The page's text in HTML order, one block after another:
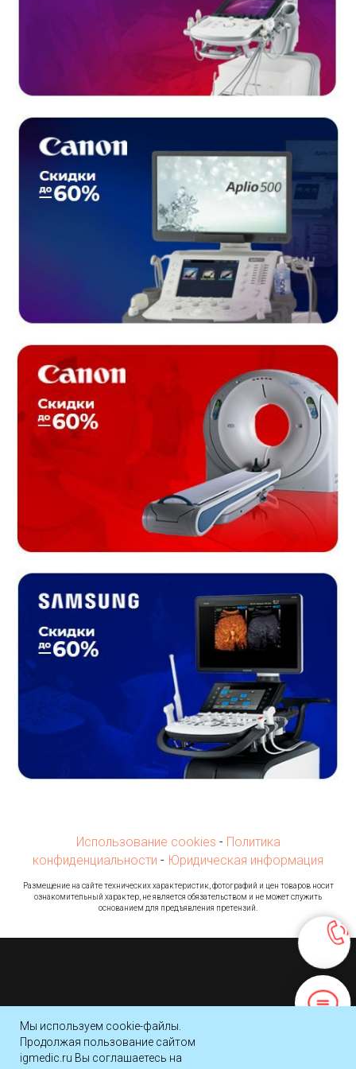
Мы используем cookie-файлы.
Продолжая пользование сайтом
igmedic.ru Вы соглашаетесь на
Использование cookies - Политика
конфиденциальности - Юридическая информация
Размещение на сайте технических характеристик, фотографий и цен товаров носит
ознакомительный характер, не является обязательством и не может служить
основанием для предъявления претензий.
Наверх